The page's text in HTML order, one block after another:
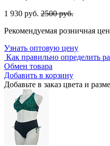
1 930 руб. 2500 руб.
Рекомендуемая розничная
Узнать оптовую цену
Как правильно определить
Обмен товара
Добавить в корзину
Добавьте в заказ цвета и